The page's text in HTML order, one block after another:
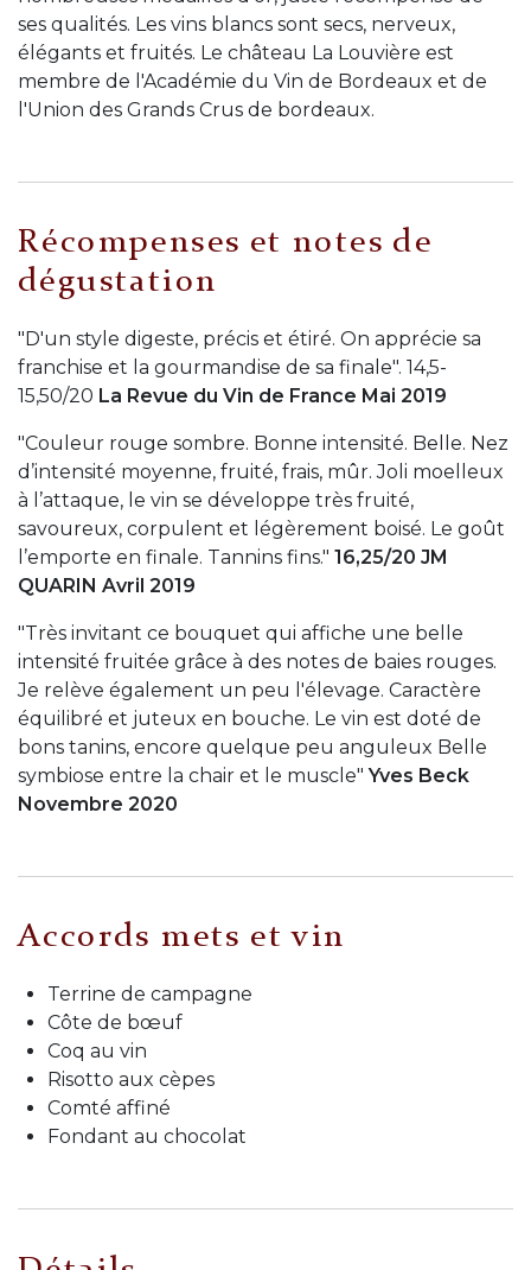
ses qualités. Les vins blancs sont secs, nerveux,
élégants et fruités. Le château La Louvière est
membre de l'Académie du Vin de Bordeaux et de
l'Union des Grands Crus de bordeaux.
Récompenses et notes de
dégustation
"D'un style digeste, précis et étiré. On apprécie sa
franchise et la gourmandise de sa finale". 14,5-
15,50/20 La Revue du Vin de France Mai 2019
"Couleur rouge sombre. Bonne intensité. Belle. Nez
d’intensité moyenne, fruité, frais, mûr. Joli moelleux
à l’attaque, le vin se développe très fruité,
savoureux, corpulent et légèrement boisé. Le goût
l’emporte en finale. Tannins fins." 16,25/20 JM
QUARIN Avril 2019
"Très invitant ce bouquet qui affiche une belle
intensité fruitée grâce à des notes de baies rouges.
Je relève également un peu l'élevage. Caractère
équilibré et juteux en bouche. Le vin est doté de
bons tanins, encore quelque peu anguleux Belle
symbiose entre la chair et le muscle"Yves Beck
Novembre 2020
Accords mets et vin
Terrine de campagne
Côte de bœuf
Coq au vin
Risotto aux cèpes
Comté affiné
Fondant au chocolat